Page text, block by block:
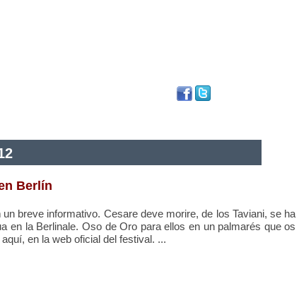
Berlín
breve informativo. Cesare deve morire, de los Taviani, se ha
en la Berlinale. Oso de Oro para ellos en un palmarés que os
en la web oficial del festival. ...